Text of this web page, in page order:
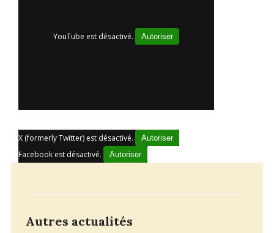
YouTube est désactivé. Autoriser
X (formerly Twitter) est désactivé. Autoriser
Facebook est désactivé. Autoriser
Autres actualités